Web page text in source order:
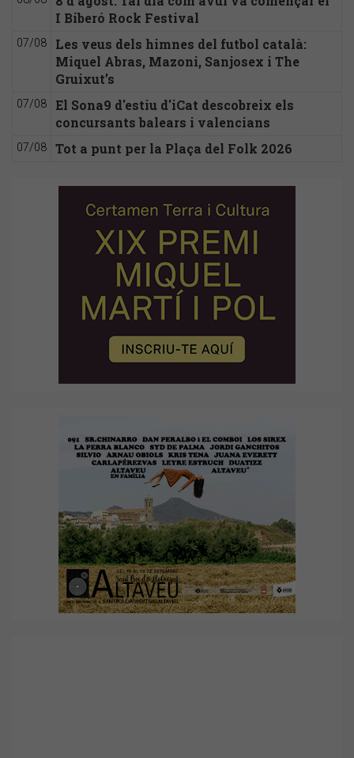
I Biberó Rock Festival
07/08
Les veus dels himnes del futbol català:
Miquel Abras, Mazoni, Sanjosex i The
Gruixut’s
07/08
El Sona9 d'estiu d'iCat descobreix els
concursants balears i valencians
07/08 Tot a punt per la Plaça del Folk 2026